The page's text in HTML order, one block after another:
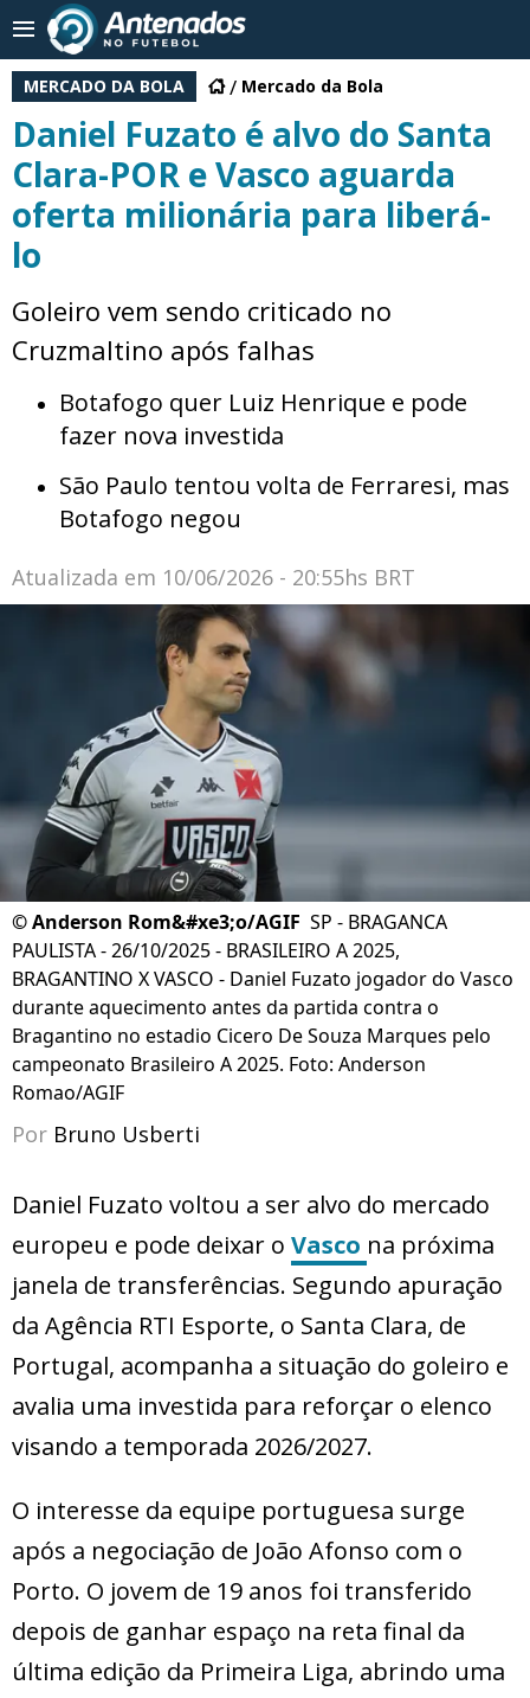
MERCADO DA BOLA Mercado da Bola
Daniel Fuzato é alvo do Santa
Clara-POR e Vasco aguarda
oferta milionária para liberá-
lo
Goleiro vem sendo criticado no
Cruzmaltino após falhas
Botafogo quer Luiz Henrique e pode
fazer nova investida
São Paulo tentou volta de Ferraresi, mas
Botafogo negou
Atualizada em 10/06/2026 - 20:55hs BRT
©Anderson Rom&#xe3;o/AGIF SP - BRAGANCA
PAULISTA - 26/10/2025 - BRASILEIRO A 2025,
BRAGANTINO X VASCO - Daniel Fuzato jogador do Vasco
durante aquecimento antes da partida contra o
Bragantino no estadio Cicero De Souza Marques pelo
campeonato Brasileiro A 2025. Foto: Anderson
Romao/AGIF
Por Bruno Usberti
Daniel Fuzato voltou a ser alvo do mercado
europeu e pode deixar o Vasco na próxima
janela de transferências. Segundo apuração
da Agência RTI Esporte, o Santa Clara, de
Portugal, acompanha a situação do goleiro e
avalia uma investida para reforçar o elenco
visando a temporada 2026/2027.
O interesse da equipe portuguesa surge
após a negociação de João Afonso com o
Porto. O jovem de 19 anos foi transferido
depois de ganhar espaço na reta final da
última edição da Primeira Liga, abrindo uma